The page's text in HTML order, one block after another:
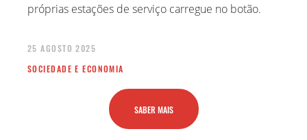
próprias estações de serviço carregue no botão.
25 AGOSTO 2025
SOCIEDADE E ECONOMIA
SABER MAIS